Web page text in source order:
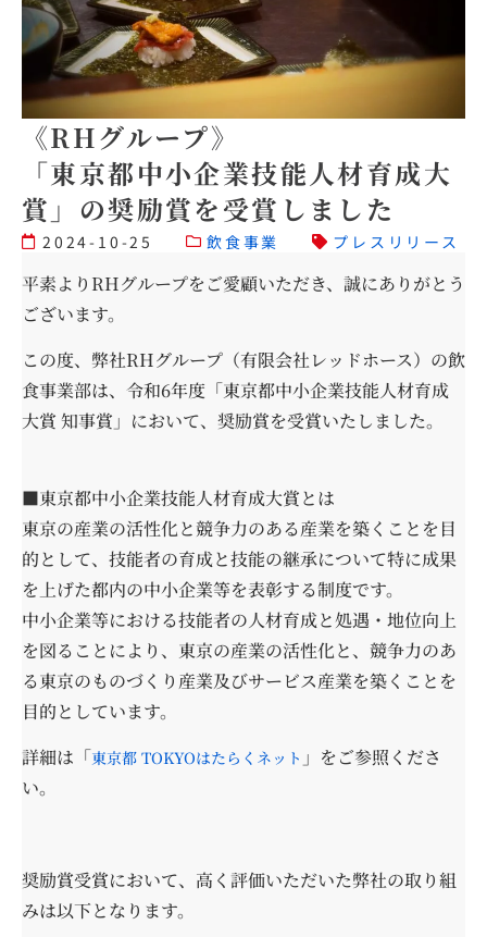
《RHグループ》
「東京都中小企業技能人材育成大
賞」の奨励賞を受賞しました
2024-10-25 飲食事業 プレスリリース
平素よりRHグループをご愛顧いただき、誠にありがとう
ございます。
この度、弊社RHグループ（有限会社レッドホース）の飲
食事業部は、令和6年度「東京都中小企業技能人材育成
大賞 知事賞」において、奨励賞を受賞いたしました。
■東京都中小企業技能人材育成大賞とは
東京の産業の活性化と競争力のある産業を築くことを目
的として、技能者の育成と技能の継承について特に成果
を上げた都内の中小企業等を表彰する制度です。
中小企業等における技能者の人材育成と処遇・地位向上
を図ることにより、東京の産業の活性化と、競争力のあ
る東京のものづくり産業及びサービス産業を築くことを
目的としています。
詳細は「東京都 TOKYOはたらくネット 」をご参照くださ
い。
奨励賞受賞において、高く評価いただいた弊社の取り組
みは以下となります。